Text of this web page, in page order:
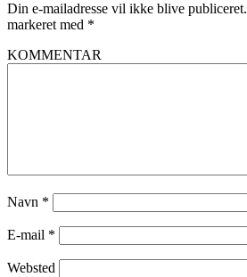
Din e-mailadresse vil ikke blive publiceret.
markeret med *
KOMMENTAR
Navn *
E-mail *
Websted